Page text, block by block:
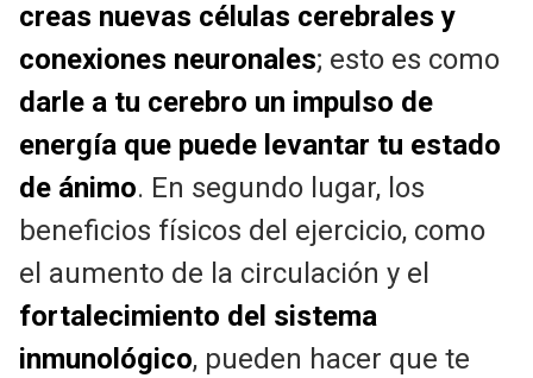
creas nuevas células cerebrales y
conexiones neuronales; esto es como
darle a tu cerebro un impulso de
energía que puede levantar tu estado
de ánimo. En segundo lugar, los
beneficios físicos del ejercicio, como
el aumento de la circulación y el
fortalecimiento del sistema
inmunológico, pueden hacer que te